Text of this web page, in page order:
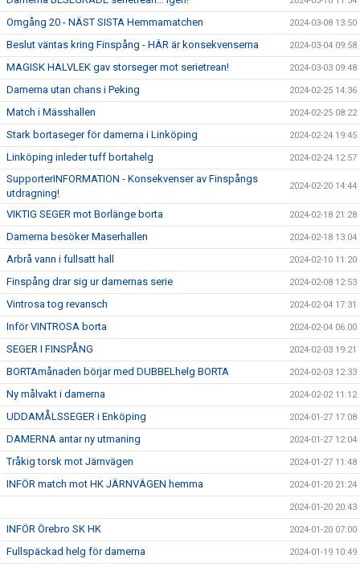
Omgång 20 - NÄST SISTA Hemmamatchen 2024-03-08 13:50
Beslut väntas kring Finspång - HÄR är konsekvenserna 2024-03-04 09:58
MAGISK HALVLEK gav storseger mot serietrean! 2024-03-03 09:48
Damerna utan chans i Peking 2024-02-25 14:36
Match i Mässhallen 2024-02-25 08:22
Stark bortaseger för damerna i Linköping 2024-02-24 19:45
Linköping inleder tuff bortahelg 2024-02-24 12:57
SupporterINFORMATION - Konsekvenser av Finspångs
utdragning!
2024-02-20 14:44
VIKTIG SEGER mot Borlänge borta 2024-02-18 21:28
Damerna besöker Maserhallen 2024-02-18 13:04
Arbrå vann i fullsatt hall 2024-02-10 11:20
Finspång drar sig ur damernas serie 2024-02-08 12:53
Vintrosa tog revansch 2024-02-04 17:31
Inför VINTROSA borta 2024-02-04 06:00
SEGER I FINSPÅNG 2024-02-03 19:21
BORTAmånaden börjar med DUBBELhelg BORTA 2024-02-03 12:33
Ny målvakt i damerna 2024-02-02 11:12
UDDAMÅLSSEGER i Enköping 2024-01-27 17:08
DAMERNA antar ny utmaning 2024-01-27 12:04
Tråkig torsk mot Järnvägen 2024-01-27 11:48
INFÖR match mot HK JÄRNVÄGEN hemma 2024-01-20 21:24
2024-01-20 20:43
INFÖR Örebro SK HK 2024-01-20 07:00
Fullspäckad helg för damerna 2024-01-19 10:49